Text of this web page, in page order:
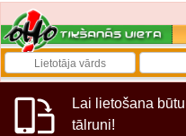
Lai lietošana
tālruni!